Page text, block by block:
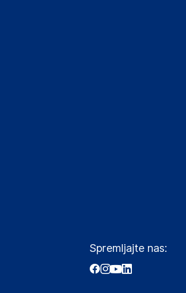
Spremljajte nas: